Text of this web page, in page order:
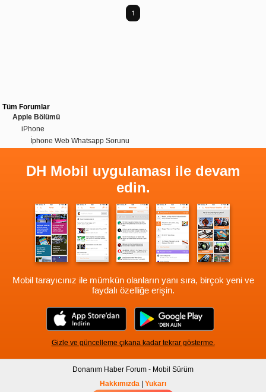
1
Tüm Forumlar
Apple Bölümü
iPhone
İphone Web Whatsapp Sorunu
DH Mobil uygulaması ile devam
edin.
Mobil tarayıcınız ile mümkün olanların yanı sıra, birçok yeni ve
faydalı özelliğe erişin.
Gizle ve güncelleme çıkana kadar tekrar gösterme.
Donanım Haber Forum - Mobil Sürüm
Hakkımızda | Yukarı